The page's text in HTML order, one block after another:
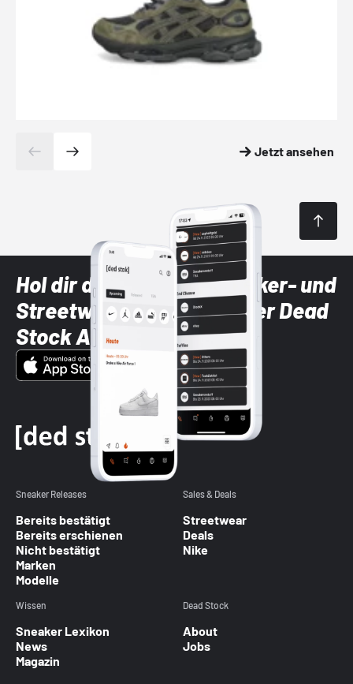
Jetzt ansehen
Hol dir die neuesten Sneaker- und
Streetwear-Brands mit der Dead
Stock App
Sneaker Releases
Bereits bestätigt
Bereits erschienen
Nicht bestätigt
Marken
Modelle
Sales & Deals
Streetwear
Deals
Nike
Wissen
Sneaker Lexikon
News
Magazin
Dead Stock
About
Jobs